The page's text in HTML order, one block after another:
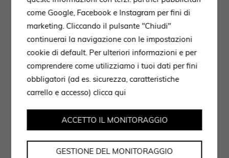
Reinterpretazione contemporanea di un grande classico
Il 505 UP System si conferma così come un progetto
capace di evolvere nel tempo, senza mai tradire la sua
essenza: un design che unisce funzionalità, bellezza e
soluzioni compositive, è pensato per interpretare stili
come Google, Facebook e Instagram per fini di
marketing. Cliccando il pulsante "Chiudi"
continuerai la navigazione con le impostazioni
cookie di default. Per ulteriori informazioni e per
comprendere come utilizziamo i tuoi dati per fini
obbligatori (ad es. sicurezza, caratteristiche
carrello e accesso)clicca qui
GESTIONE DEL MONITORAGGIO
ACCETTO IL MONITORAGGIO